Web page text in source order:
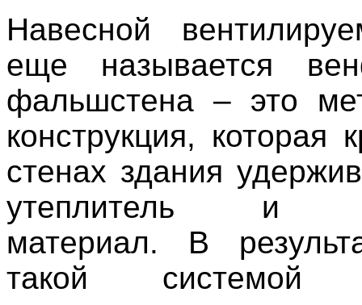
Навесной
еще называется
фальшстена – это
конструкция, которая
стенах здания
утеплитель и
материал. В
такой системой